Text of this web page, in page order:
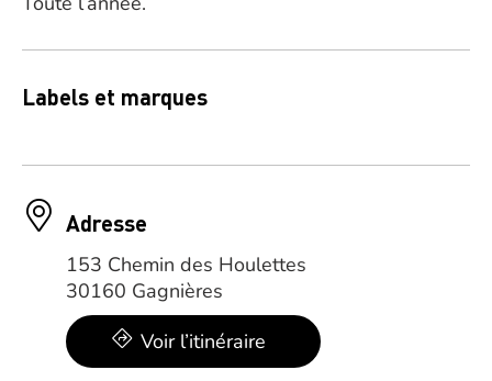
Labels et marques
Adresse
153 Chemin des Houlettes
30160 Gagnières
Voir l’itinéraire